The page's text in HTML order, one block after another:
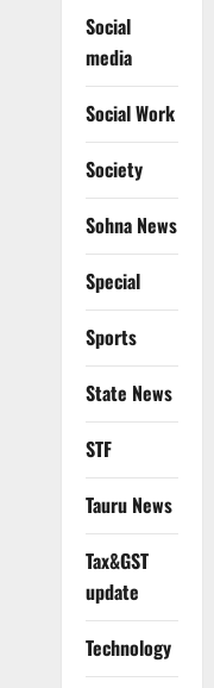
Social
media
Social Work
Society
Sohna News
Special
Sports
State News
STF
Tauru News
Tax&GST
update
Technology